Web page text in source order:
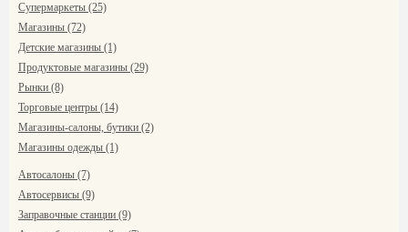
Супермаркеты (25)
Магазины (72)
Детские магазины (1)
Продуктовые магазины (29)
Рынки (8)
Торговые центры (14)
Магазины-салоны, бутики (2)
Магазины одежды (1)
Автосалоны (7)
Автосервисы (9)
Заправочные станции (9)